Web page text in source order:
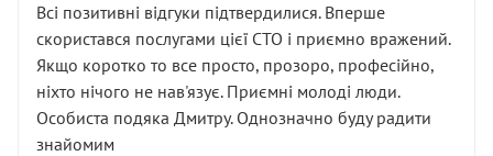
Всі позитивні відгуки підтвердилися. Вперше
скористався послугами цієї СТО і приємно вражений.
Якщо коротко то все просто, прозоро, професійно,
ніхто нічого не нав'язує. Приємні молоді люди.
Особиста подяка Дмитру. Однозначно буду радити
знайомим